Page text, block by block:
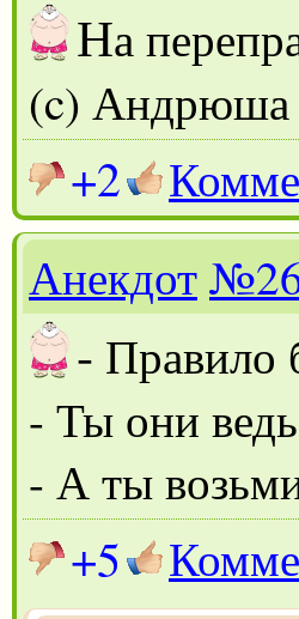
На
(c) Андрюша
+2
Анекдот
- Правило
- Ты они
- А ты
+5